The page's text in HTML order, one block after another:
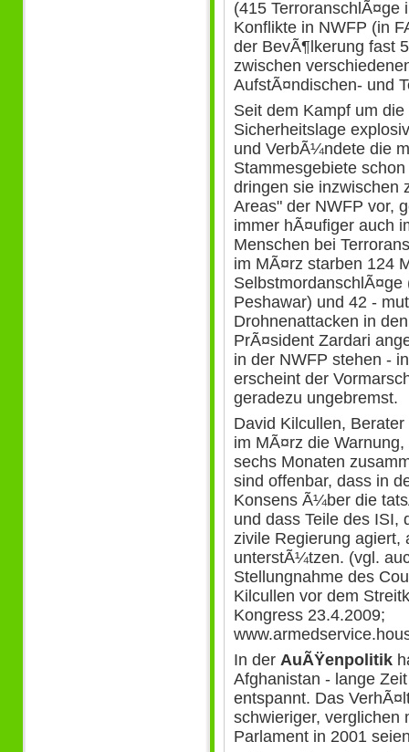
(415 TerroranschlÃ¤ge
Konflikte in NWFP (in
der BevÃ¶lkerung fast
zwischen
AufstÃ¤ndischen- und
Seit dem Kampf um
Sicherheitslage
und VerbÃ¼ndete die
Stammesgebiete
dringen sie inzwischen
Areas" der NWFP vor,
immer hÃ¤ufiger auch
Menschen bei
im MÃ¤rz starben 124
Peshawar) und 42 -
Drohnenattacken in
PrÃ¤sident Zardari
in der NWFP stehen -
erscheint der
geradezu ungebremst.
David Kilcullen,
im MÃ¤rz die
sechs Monaten
sind offenbar, dass in
Konsens Ã¼ber die
und dass Teile des ISI,
zivile Regierung agiert,
unterstÃ¼tzen. (vgl.
Stellungnahme des
Kilcullen vor dem
Kongress 23.4.2009;
In der AuÃŸenpolitik
Afghanistan - lange
entspannt. Das
schwieriger, verglichen
Parlament in 2001